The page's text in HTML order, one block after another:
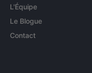
L'Équipe
Le Blogue
Contact